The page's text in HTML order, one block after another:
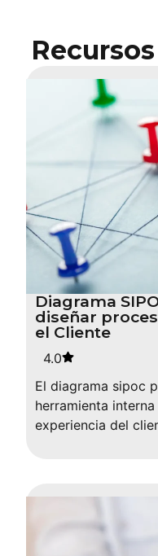
Recursos
Diagrama
diseñar
el Cliente
4.0
El diagrama sipoc
herramienta
experiencia del